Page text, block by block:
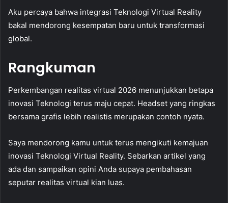
Aku percaya bahwa integrasi Teknologi Virtual Reality
bakal mendorong kesempatan baru untuk transformasi
global.
Rangkuman
Perkembangan realitas virtual 2026 menunjukkan betapa
inovasi Teknologi terus maju cepat. Headset yang ringkas
bersama grafis lebih realistis merupakan contoh nyata.
Saya mendorong kamu untuk terus mengikuti kemajuan
inovasi Teknologi Virtual Reality. Sebarkan artikel yang
ada dan sampaikan opini Anda supaya pembahasan
seputar realitas virtual kian luas.